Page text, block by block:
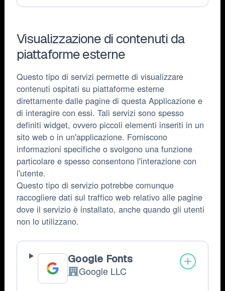
trattati:
Visualizzazione di contenuti da
piattaforme esterne
Questo tipo di servizi permette di visualizzare
contenuti ospitati su piattaforme esterne
direttamente dalle pagine di questa Applicazione e
di interagire con essi. Tali servizi sono spesso
definiti widget, ovvero piccoli elementi inseriti in un
sito web o in un'applicazione. Forniscono
informazioni specifiche o svolgono una funzione
particolare e spesso consentono l'interazione con
l'utente.
Questo tipo di servizio potrebbe comunque
raccogliere dati sul traffico web relativo alle pagine
dove il servizio è installato, anche quando gli utenti
non lo utilizzano.
Google Fonts
Azienda:
Google LLC